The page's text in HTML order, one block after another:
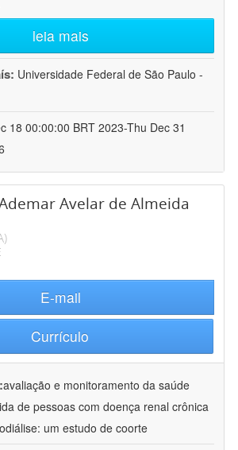
leia mais
Universidade Federal de São Paulo -
18 00:00:00 BRT 2023-Thu Dec 31
Avelar de Almeida
E-mail
Currículo
avaliação e monitoramento da saúde
de pessoas com doença renal crônica
um estudo de coorte